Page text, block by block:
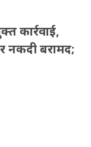
कार्रवाई,
नकदी बरामद;